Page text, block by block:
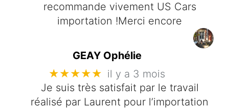
recommande vivement US Cars
importation !Merci encore
GEAY Ophélie
★★★★★ il y a 3 mois
Je suis très satisfait par le travail
réalisé par Laurent pour l’importation